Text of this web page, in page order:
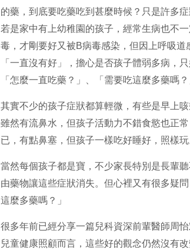
的藥，到底要吃藥吃到甚麼時候？只是許多
若是家中有上幼稚園的孩子，經常生病也不
毒，才剛要好又被B病毒感染，但因上呼吸
「一直沒有好」，擔心是否孩子體弱多病，
「怎麼一直吃藥？」、「需要吃這麼多藥
其實不少的孩子症狀都算輕微，有些是早上
雖然有流鼻水，但孩子活動力不錯食慾也正
已，有點鼻塞，但孩子一樣吃好睡好，照樣
當然每個孩子都是寶，不少家長特別是長輩
由藥物讓這些症狀消失。但心裡又有很多疑
這麼多藥嗎？」
很多年前已經分享一篇兒科資深前輩醫師周
兒童健康照顧而言，這些好的觀念仍然沒有改